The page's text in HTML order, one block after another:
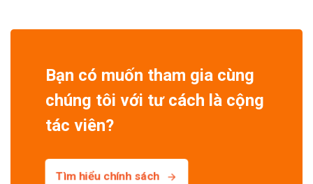
Bạn có muốn tham gia cùng
chúng tôi với tư cách là cộng
tác viên?
Tìm hiểu chính sách